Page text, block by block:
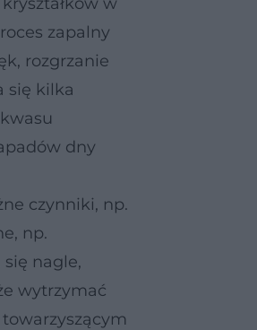
zapalny
rozgrzanie
się kilka
dny
czynniki, np.
np.
nagle,
wytrzymać